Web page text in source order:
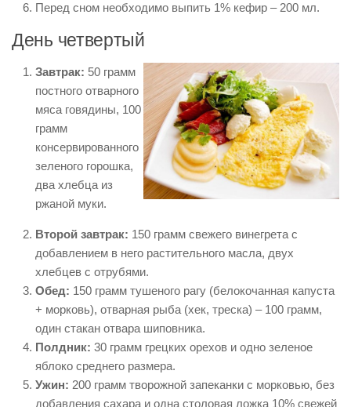
Перед сном необходимо выпить 1% кефир – 200 мл.
День четвертый
Завтрак: 50 грамм
постного отварного
мяса говядины, 100
грамм
консервированного
зеленого горошка,
два хлебца из
ржаной муки.
Второй завтрак: 150 грамм свежего винегрета с
добавлением в него растительного масла, двух
хлебцев с отрубями.
Обед: 150 грамм тушеного рагу (белокочанная капуста
+ морковь), отварная рыба (хек, треска) – 100 грамм,
один стакан отвара шиповника.
Полдник: 30 грамм грецких орехов и одно зеленое
яблоко среднего размера.
Ужин: 200 грамм творожной запеканки с морковью, без
добавления сахара и одна столовая ложка 10% свежей